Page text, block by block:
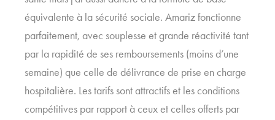
équivalente à la sécurité sociale. Amariz fonctionne
parfaitement, avec souplesse et grande réactivité tant
par la rapidité de ses remboursements (moins d’une
semaine) que celle de délivrance de prise en charge
hospitalière. Les tarifs sont attractifs et les conditions
compétitives par rapport à ceux et celles offerts par